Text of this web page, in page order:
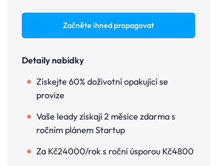
Začněte ihned propagovat
Detaily nabídky
Získejte 60% doživotní opakující se
provize
Vaše leady získají 2 měsíce zdarma s
ročním plánem Startup
Za Kč24000/rok s roční úsporou Kč4800